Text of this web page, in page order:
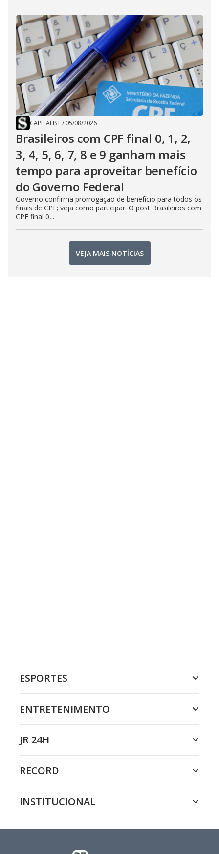
CAPITALIST/ 05/08/2026
Brasileiros com CPF final 0, 1, 2,
3, 4, 5, 6, 7, 8 e 9 ganham mais
tempo para aproveitar benefício
do Governo Federal
Governo confirma prorrogação de benefício para todos os
finais de CPF; veja como participar. O post Brasileiros com
CPF final 0,...
VEJA MAIS NOTÍCIAS
ESPORTES
ENTRETENIMENTO
JR 24H
RECORD
INSTITUCIONAL